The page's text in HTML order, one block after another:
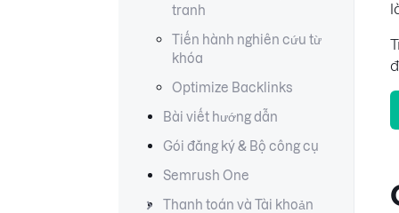
tranh
Tiến hành nghiên cứu từ
khóa
Optimize Backlinks
Bài viết hướng dẫn
Gói đăng ký & Bộ công cụ
Semrush One
Thanh toán và Tài khoản